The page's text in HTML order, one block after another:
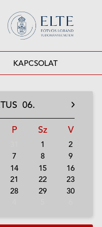
KAPCSOLAT
06.
P Sz V
1
2
7 8
9
14 15
16
21 22
23
28 29
30